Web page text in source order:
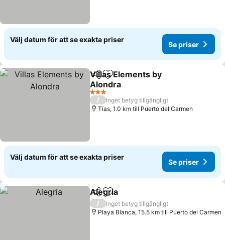
Välj datum för att se exakta priser
Se priser
Dela Lägg till i Mina Favoriter
Villas Elements by
Alondra
Se priser
3 Stjärnor
/
Inget betyg tillgängligt
Tías, 1.0 km till Puerto del Carmen
Välj datum för att se exakta priser
Se priser
Dela Lägg till i Mina Favoriter
Alegria
/
Inget betyg tillgängligt
Playa Blanca, 15.5 km till Puerto del Carmen